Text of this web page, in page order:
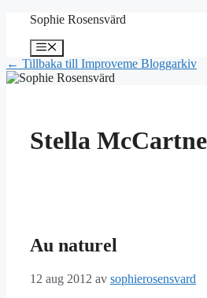
Hoppa
innehåll
Sophie Rosensvärd
Meny
← Tillbaka till Improveme Bloggarkiv
Stella
Au naturel
12 aug 2012 av sophierosensvard